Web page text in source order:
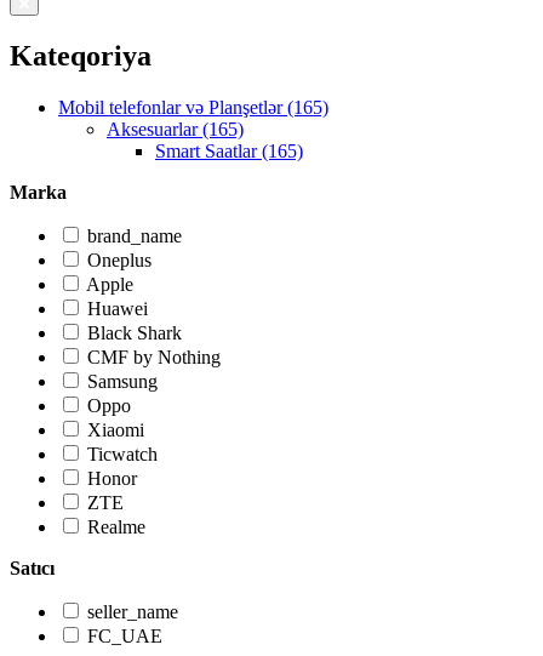
Kateqoriya
Mobil telefonlar və Planşetlər (165)
Aksesuarlar (165)
Smart Saatlar (165)
Marka
brand_name
Oneplus
Apple
Huawei
Black Shark
CMF by Nothing
Samsung
Oppo
Xiaomi
Ticwatch
Honor
ZTE
Realme
Satıcı
seller_name
FC_UAE